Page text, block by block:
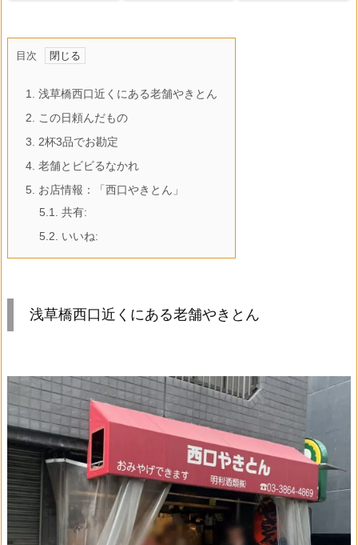
目次
1.
浅草橋西口近くにある老舗やきとん
2.
この日頼んだもの
3.
2杯3品でお勘定
4. 老舗とビビるなかれ
5.
お店情報：「西口やきとん」
5.1.
共有:
5.2.
いいね:
浅草橋西口近くにある老舗やきとん